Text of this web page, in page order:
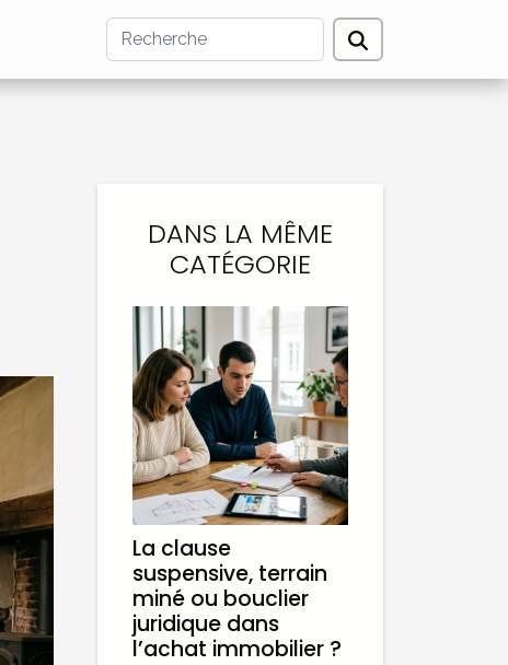
DANS LA MÊME
CATÉGORIE
La clause
suspensive, terrain
miné ou bouclier
juridique dans
l’achat immobilier ?